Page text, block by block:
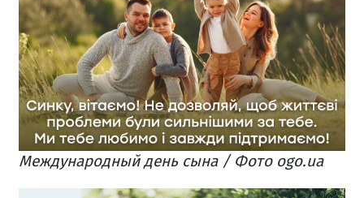
Международный день сына / Фото ogo.ua